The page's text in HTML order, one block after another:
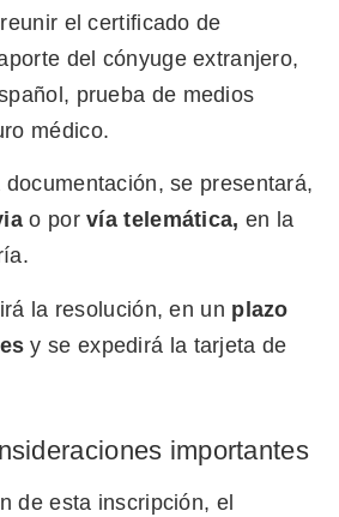
el certificado de
del cónyuge extranjero,
prueba de medios
médico.
se presentará,
o porvía telemática, en la
la resolución, en un plazo
y se expedirá la tarjeta de
importantes
de esta inscripción, el